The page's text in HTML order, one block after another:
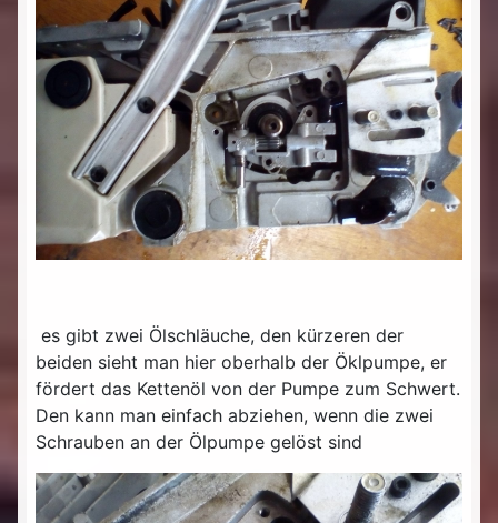
es gibt zwei Ölschläuche, den kürzeren der
beiden sieht man hier oberhalb der Öklpumpe, er
fördert das Kettenöl von der Pumpe zum Schwert.
Den kann man einfach abziehen, wenn die zwei
Schrauben an der Ölpumpe gelöst sind